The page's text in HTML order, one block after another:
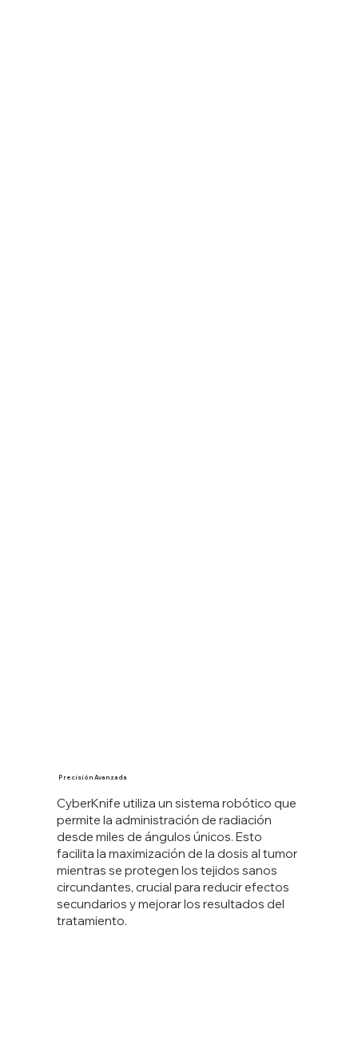
Precisión Avanzada
CyberKnife utiliza un sistema robótico que
permite la administración de radiación
desde miles de ángulos únicos. Esto
facilita la maximización de la dosis al tumor
mientras se protegen los tejidos sanos
circundantes, crucial para reducir efectos
secundarios y mejorar los resultados del
tratamiento.